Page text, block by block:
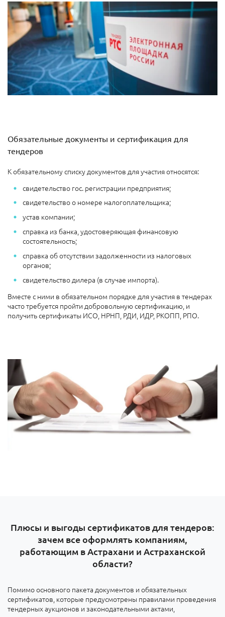
Обязательные документы и сертификация для
тендеров
К обязательному списку документов для участия относятся:
свидетельство гос. регистрации предприятия;
свидетельство о номере налогоплательщика;
устав компании;
справка из банка, удостоверяющая финансовую
состоятельность;
справка об отсутствии задолженности из налоговых
органов;
свидетельство дилера (в случае импорта).
Вместе с ними в обязательном порядке для участия в тендерах
часто требуется пройти добровольную сертификацию, и
получить сертификаты ИСО, НРНП, РДИ, ИДР, РКОПП, РПО.
Плюсы и выгоды сертификатов для тендеров:
зачем все оформлять компаниям,
работающим в Астрахани и Астраханской
области?
Помимо основного пакета документов и обязательных
сертификатов, которые предусмотрены правилами проведения
тендерных аукционов и законодательными актами,